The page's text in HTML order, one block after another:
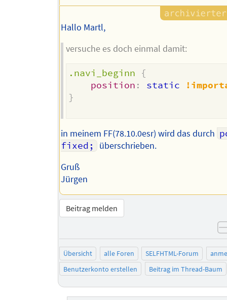
Hallo Martl,
versuche es doch einmal damit:
.navi_beginn
{
position : static
}
in meinem FF(78.10.0esr) wird das durch
fixed;
überschrieben.
Gruß
Jürgen
Beitrag melden
Übersicht alle Foren SELFHTML-Forum
Benutzerkonto erstellen
Beitrag im Thread-Baum